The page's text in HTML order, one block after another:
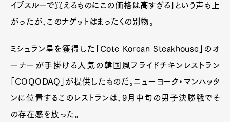
イブスルーで買えるものにこの価格は高すぎる」という声も上
がったが、このナゲットはまったくの別物。
ミシュラン星を獲得した「Cote Korean Steakhouse」のオ
ーナーが手掛ける人気の韓国風フライドチキンレストラン
「COQODAQ」が提供したものだ。ニューヨーク・マンハッタ
ンに位置するこのレストランは、9月中旬の男子決勝戦でそ
の存在感を放った。